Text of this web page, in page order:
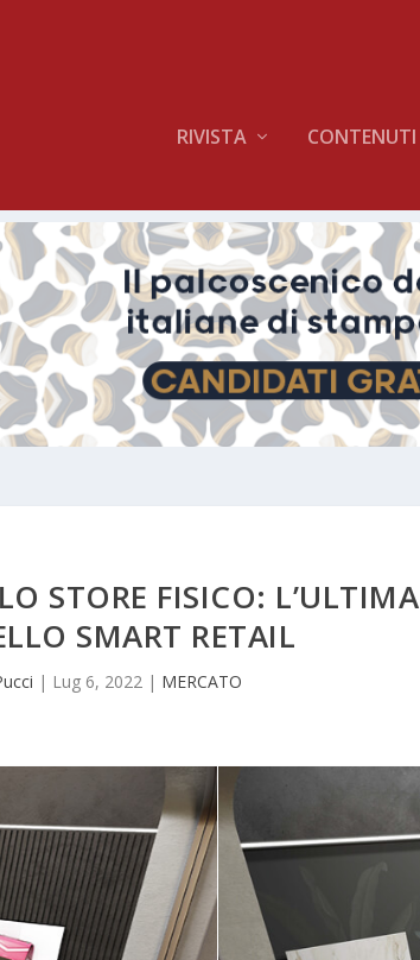
RIVISTA CONTENUTI
STORE FISICO: L’ULTIMA
SMART RETAIL
| Lug 6, 2022 | MERCATO